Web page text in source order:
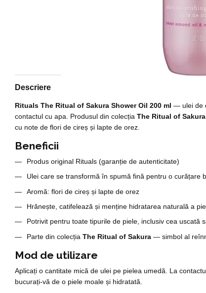
Descriere
Rituals The Ritual of Sakura Shower Oil 200 ml — ulei de
contactul cu apa. Produsul din colecția The Ritual of Sakura
cu note de flori de cireș și lapte de orez.
Beneficii
Produs original Rituals (garanție de autenticitate)
Ulei care se transformă în spumă fină pentru o curățare
Aromă: flori de cireș și lapte de orez
Hrănește, catifelează și menține hidratarea naturală a
Potrivit pentru toate tipurile de piele, inclusiv cea uscată
Parte din colecția The Ritual of Sakura — simbol al
Mod de utilizare
Aplicați o cantitate mică de ulei pe pielea umedă. La
bucurați-vă de o piele moale și hidratată.